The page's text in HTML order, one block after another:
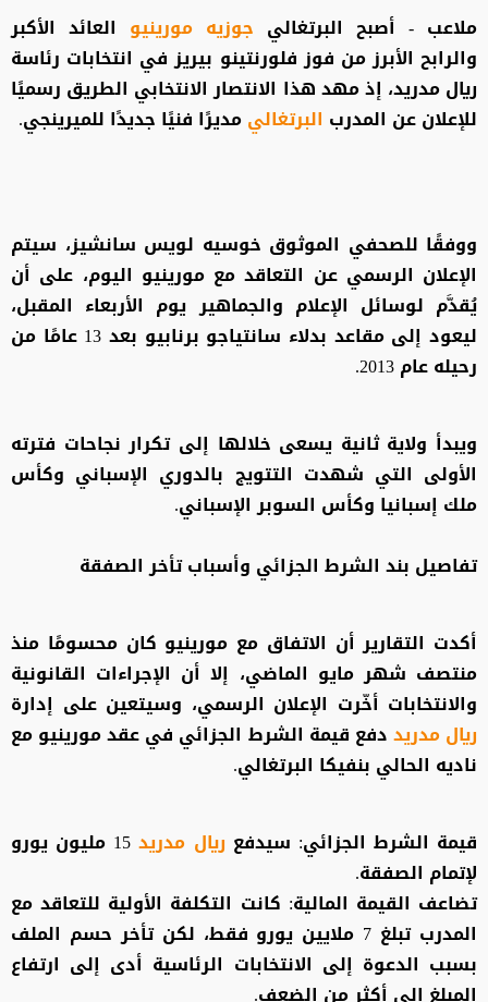
ملاعب - أصبح البرتغالي جوزيه مورينيو العائد الأكبر
والرابح الأبرز من فوز فلورنتينو بيريز في انتخابات رئاسة
ريال مدريد، إذ مهد هذا الانتصار الانتخابي الطريق رسميًا
للإعلان عن المدرب البرتغاليمديرًا فنيًا جديدًا للميرينجي.
ووفقًا للصحفي الموثوق خوسيه لويس سانشيز، سيتم
الإعلان الرسمي عن التعاقد مع مورينيو اليوم، على أن
يُقدَّم لوسائل الإعلام والجماهير يوم الأربعاء المقبل،
ليعود إلى مقاعد بدلاء سانتياجو برنابيو بعد 13 عامًا من
رحيله عام 2013.
ويبدأ ولاية ثانية يسعى خلالها إلى تكرار نجاحات فترته
الأولى التي شهدت التتويج بالدوري الإسباني وكأس
ملك إسبانيا وكأس السوبر الإسباني.
تفاصيل بند الشرط الجزائي وأسباب تأخر الصفقة
أكدت التقارير أن الاتفاق مع مورينيو كان محسومًا منذ
منتصف شهر مايو الماضي، إلا أن الإجراءات القانونية
والانتخابات أخّرت الإعلان الرسمي، وسيتعين على إدارة
ريال مدريددفع قيمة الشرط الجزائي في عقد مورينيو مع
ناديه الحالي بنفيكا البرتغالي.
قيمة الشرط الجزائي: سيدفع ريال مدريد
15 مليون يورو
لإتمام الصفقة.
تضاعف القيمة المالية: كانت التكلفة الأولية للتعاقد مع
المدرب تبلغ 7 ملايين يورو فقط، لكن تأخر حسم الملف
بسبب الدعوة إلى الانتخابات الرئاسية أدى إلى ارتفاع
المبلغ إلى أكثر من الضعف.